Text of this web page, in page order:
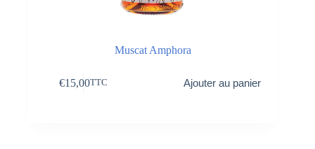
Muscat Amphora
€15,00TTC Ajouter au panier